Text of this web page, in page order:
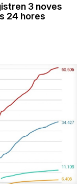
3 noves
24 hores